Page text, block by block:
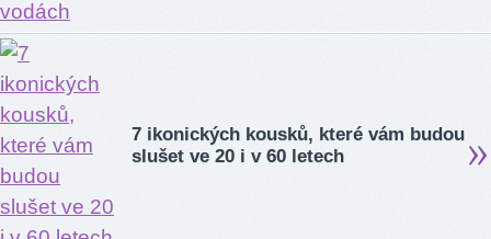
7 ikonických kousků, které vám budou
slušet ve 20 i v 60 letech